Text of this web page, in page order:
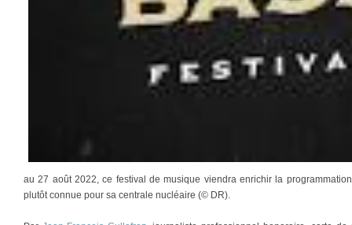
au 27 août 2022, ce festival de musique viendra enrichir la
plutôt connue pour sa centrale nucléaire (© DR).